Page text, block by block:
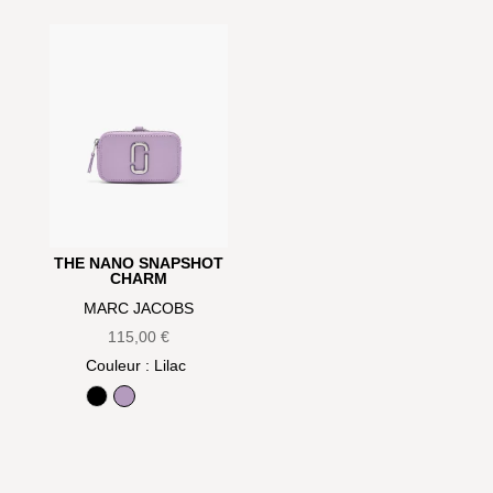
THE NANO SNAPSHOT
CHARM
MARC JACOBS
115,00 €
Couleur: Lilac
BlackLilac